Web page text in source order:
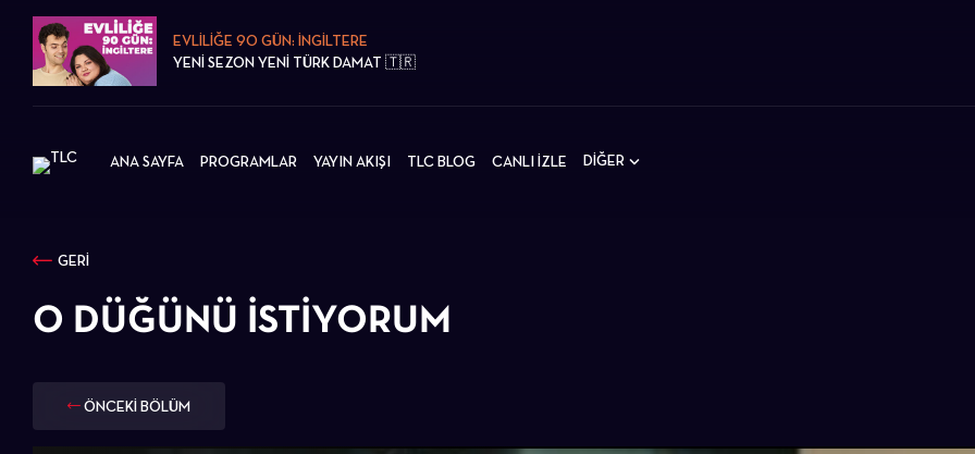
EVLİLİĞE 90 GÜN: İNGİLTERE
YENİ SEZON YENİ TÜRK DAMAT 🇹🇷
ANA SAYFA PROGRAMLAR YAYIN AKIŞI TLC BLOG CANLI İZLE DİĞER
GERİ
O DÜĞÜNÜ İSTIYORUM
ÖNCEKİ BÖLÜM